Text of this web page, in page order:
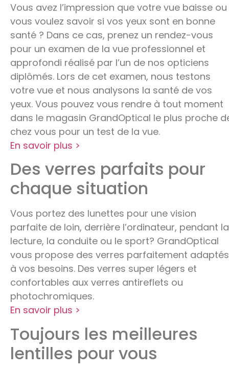
Vous avez l’impression que votre vue baisse ou
vous voulez savoir si vos yeux sont en bonne
santé ? Dans ce cas, prenez un rendez-vous
pour un examen de la vue professionnel et
approfondi réalisé par l’un de nos opticiens
diplômés. Lors de cet examen, nous testons
votre vue et nous analysons la santé de vos
yeux. Vous pouvez vous rendre à tout moment
dans le magasin GrandOptical le plus proche
chez vous pour un test de la vue.
En savoir plus >
Des verres parfaits pour
chaque situation
Vous portez des lunettes pour une vision
parfaite de loin, derrière l’ordinateur, pendant la
lecture, la conduite ou le sport? GrandOptical
vous propose des verres parfaitement adaptés
à vos besoins. Des verres super légers et
confortables aux verres antireflets ou
photochromiques.
En savoir plus >
Toujours les meilleures
lentilles pour vous